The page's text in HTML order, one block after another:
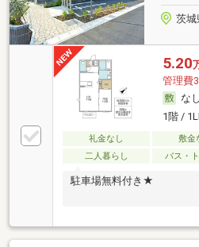
茨城
5.20
管理費
なし
1階 /
礼金なし 敷金
二人暮らし
バス・
駐車場無料付き★